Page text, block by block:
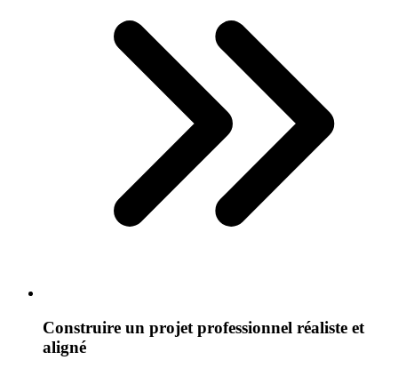
Construire un projet professionnel réaliste et
aligné